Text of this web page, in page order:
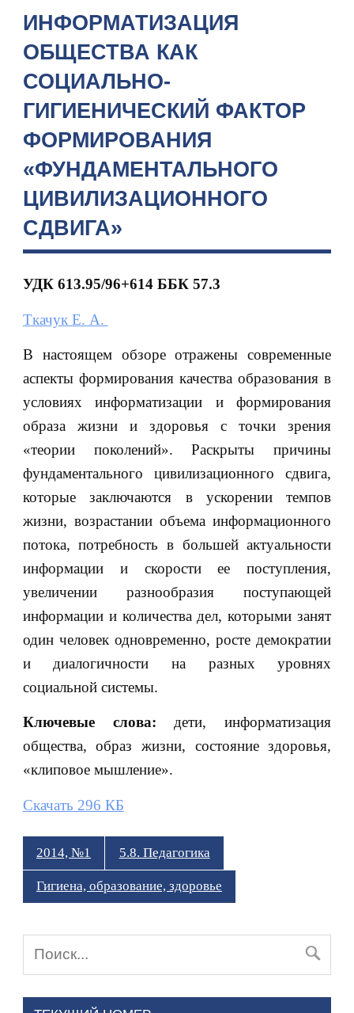
ИНФОРМАТИЗАЦИЯ
ОБЩЕСТВА КАК
СОЦИАЛЬНО-
ГИГИЕНИЧЕСКИЙ ФАКТОР
ФОРМИРОВАНИЯ
«ФУНДАМЕНТАЛЬНОГО
ЦИВИЛИЗАЦИОННОГО
СДВИГА»
УДК 613.95/96+614 ББК 57.3
Ткачук Е. А.
В настоящем обзоре отражены современные
аспекты формирования качества образования в
условиях информатизации и формирования
образа жизни и здоровья с точки зрения
«теории поколений». Раскрыты причины
фундаментального цивилизационного сдвига,
которые заключаются в ускорении темпов
жизни, возрастании объема информационного
потока, потребность в большей актуальности
информации и скорости ее поступления,
увеличении разнообразия поступающей
информации и количества дел, которыми занят
один человек одновременно, росте демократии
и диалогичности на разных уровнях
социальной системы.
Ключевые слова: дети, информатизация
общества, образ жизни, состояние здоровья,
«клиповое мышление».
Скачать 296 КБ
2014, №1 5.8. Педагогика
Гигиена, образование, здоровье